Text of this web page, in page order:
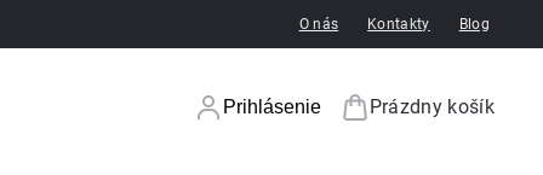
O nás Kontakty Blog
Prihlásenie
Nákupný
Prázdny košík